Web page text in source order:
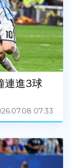
連進3球
07:33